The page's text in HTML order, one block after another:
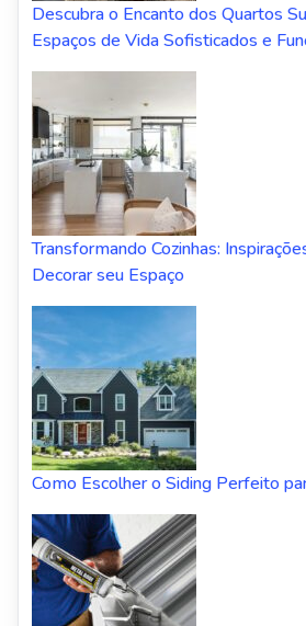
Descubra o Encanto dos Quartos
Espaços de Vida Sofisticados e
Transformando Cozinhas:
Decorar seu Espaço
Como Escolher o Siding Perfeito